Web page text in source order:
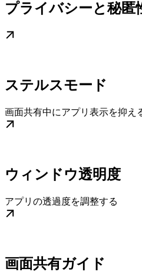
プライバシーと秘匿
ステルスモード
画面共有中にアプリ表示を抑え
ウィンドウ透明度
アプリの透過度を調整する
画面共有ガイド